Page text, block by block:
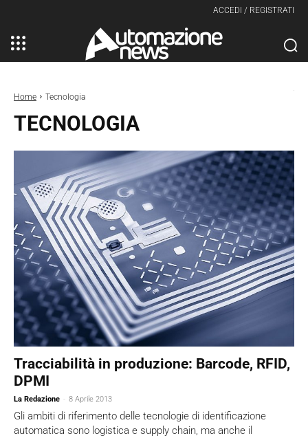
ACCEDI / REGISTRATI
Home Tecnologia
TECNOLOGIA
Tracciabilità in produzione: Barcode, RFID,
DPMI
La Redazione - 8 Aprile 2013
Gli ambiti di riferimento delle tecnologie di identificazione
automatica sono logistica e supply chain, ma anche il